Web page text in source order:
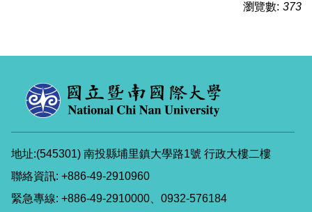
瀏覽數: 373
地址:(545301) 南投縣埔里鎮大學路1號 行政大樓二樓
聯絡資訊: +886-49-2910960
緊急專線: +886-49-2910000、0932-576184